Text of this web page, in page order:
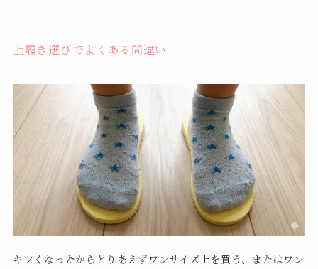
上履き選びでよくある間違い
キツくなったからとりあえずワンサイズ上を買う、またはワン